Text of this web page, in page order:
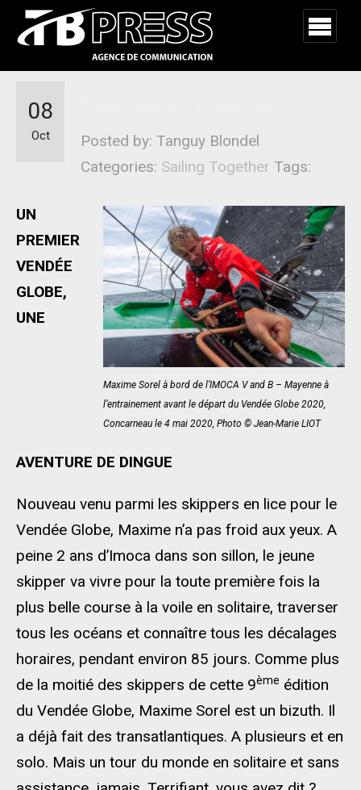
Posted by: Tanguy Blondel
Categories: Sailing Together Tags:
08
Oct
Maxime Sorel à bord de l’IMOCA V and B – Mayenne à
l’entrainement avant le départ du Vendée Globe 2020,
Concarneau le 4 mai 2020, Photo © Jean-Marie LIOT
UN
PREMIER
VENDÉE
GLOBE,
UNE
AVENTURE DE DINGUE
Nouveau venu parmi les skippers en lice pour le
Vendée Globe, Maxime n’a pas froid aux yeux. A
peine 2 ans d’Imoca dans son sillon, le jeune
skipper va vivre pour la toute première fois la
plus belle course à la voile en solitaire, traverser
tous les océans et connaître tous les décalages
horaires, pendant environ 85 jours. Comme plus
de la moitié des skippers de cette 9ème édition
du Vendée Globe, Maxime Sorel est un bizuth. Il
a déjà fait des transatlantiques. A plusieurs et en
solo. Mais un tour du monde en solitaire et sans